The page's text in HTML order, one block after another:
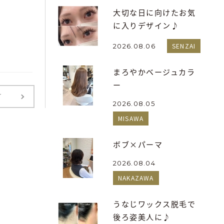
大切な日に向けたお気
に入りデザイン♪
2026.08.06 SENZAI
まろやかベージュカラ
ー
2026.08.05
MISAWA
ボブ×パーマ
2026.08.04
NAKAZAWA
うなじワックス脱毛で
後ろ姿美人に♪